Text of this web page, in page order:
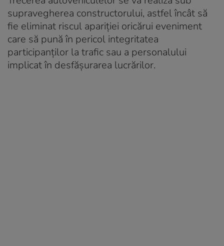
supravegherea constructorului, astfel încât să
fie eliminat riscul apariţiei oricărui eveniment
care să pună în pericol integritatea
participanţilor la trafic sau a personalului
implicat în desfăşurarea lucrărilor.